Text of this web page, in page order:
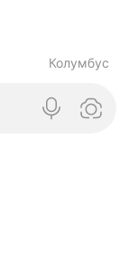
Колумбус